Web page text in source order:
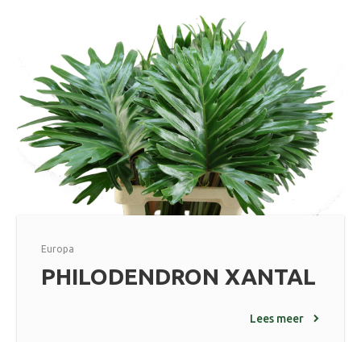
Europa
PHILODENDRON XANTAL
Lees meer